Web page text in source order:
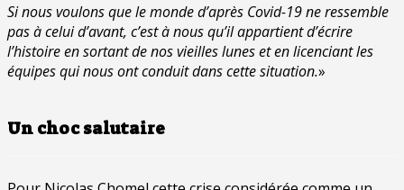
Si nous voulons que le monde d’après Covid-19 ne ressemble
pas à celui d’avant, c’est à nous qu’il appartient d’écrire
l’histoire en sortant de nos vieilles lunes et en licenciant les
équipes qui nous ont conduit dans cette situation.»
Un choc salutaire